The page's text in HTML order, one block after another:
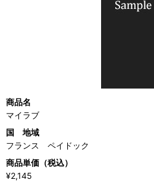
商品名
マイラブ
国 地域
フランス ペイドック
商品単価（税込）
¥2,145